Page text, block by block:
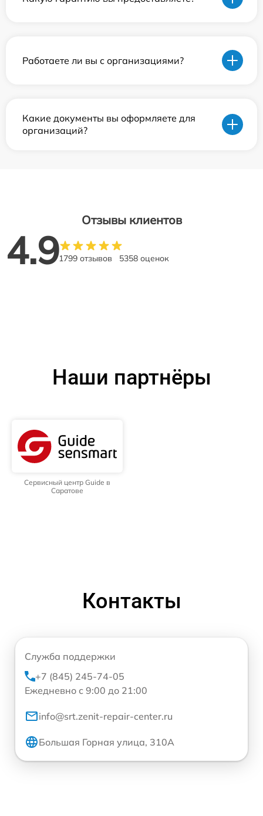
Работаете ли вы с организациями?
Какие документы вы оформляете для
организаций?
Отзывы клиентов
4.91799 отзывов 5358 оценок
Наши партнёры
Сервисный центр Guide в
Саратове
Контакты
Служба поддержки
+7 (845) 245-74-05
Ежедневно с 9:00 до 21:00
info@srt.zenit-repair-center.ru
Большая Горная улица, 310А